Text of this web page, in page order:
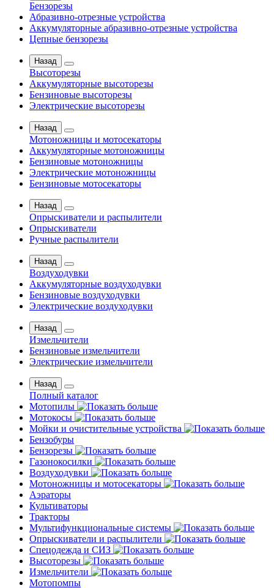
Бензорезы
Абразивно-отрезные устройства
Аккумуляторные абразивно-отрезные устройства
Цепные бензорезы
Назад
Высоторезы
Аккумуляторные высоторезы
Бензиновые высоторезы
Электрические высоторезы
Назад
Мотоножницы и мотосекаторы
Аккумуляторные мотоножницы
Бензиновые мотоножницы
Электрические мотоножницы
Бензиновые мотосекаторы
Назад
Опрыскиватели и распылители
Опрыскиватели
Ручные распылители
Назад
Воздуходувки
Аккумуляторные воздуходувки
Бензиновые воздуходувки
Электрические воздуходувки
Назад
Измельчители
Бензиновые измельчители
Электрические измельчители
Назад
Полный каталог
Мотопилы
Мотокосы
Мойки и очистительные устройства
Бензобуры
Бензорезы
Газонокосилки
Воздуходувки
Мотоножницы и мотосекаторы
Аэраторы
Культиваторы
Тракторы
Мультифункциональные системы
Опрыскиватели и распылители
Спецодежда и СИЗ
Высоторезы
Измельчители
Мотопомпы